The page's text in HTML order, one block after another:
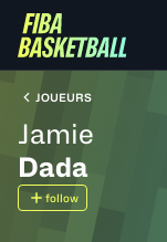
JOUEURS
Jamie
Dada
follow